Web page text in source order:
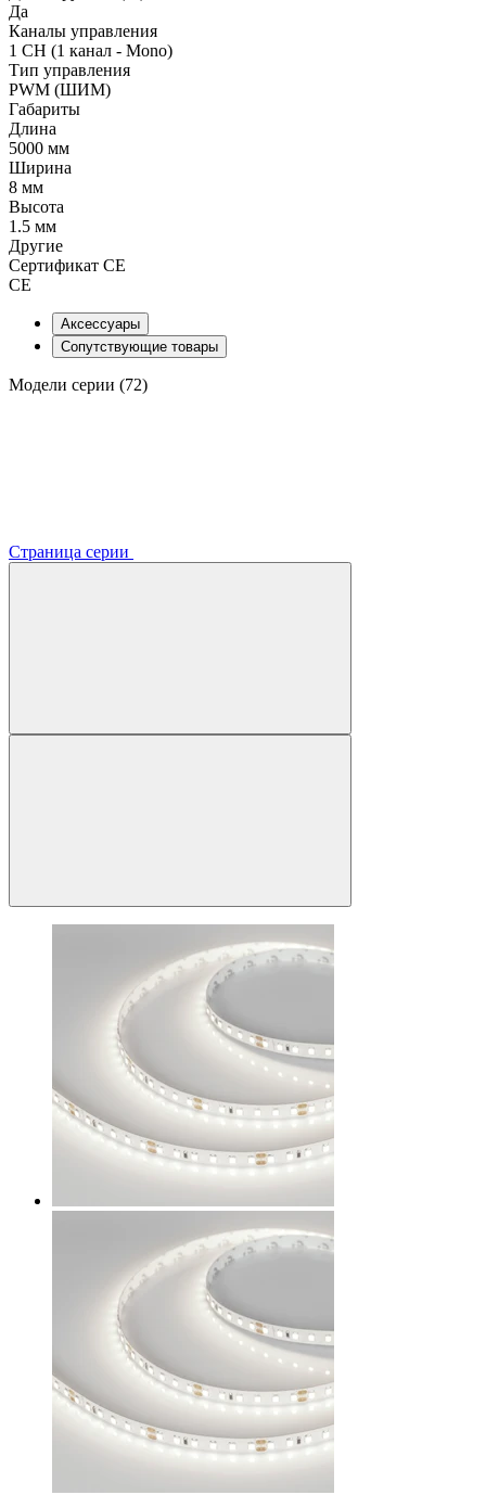
Да
Каналы управления
1 CH (1 канал - Mono)
Тип управления
PWM (ШИМ)
Габариты
Длина
5000 мм
Ширина
8 мм
Высота
1.5 мм
Другие
Сертификат CE
CE
Аксессуары
Сопутствующие товары
Модели серии (72)
Страница серии